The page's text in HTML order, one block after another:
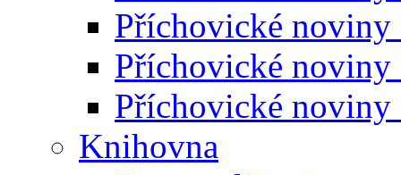
Příchovické noviny
Příchovické noviny
Příchovické noviny
Knihovna